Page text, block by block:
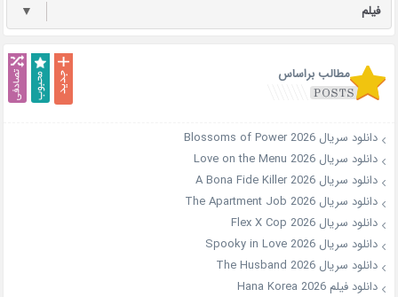
فیلم ▼
مطالب براساس
دانلود سریال Blossoms of Power 2026
دانلود سریال Love on the Menu 2026
دانلود سریال A Bona Fide Killer 2026
دانلود سریال The Apartment Job 2026
دانلود سریال Flex X Cop 2026
دانلود سریال Spooky in Love 2026
دانلود سریال The Husband 2026
دانلود فیلم Hana Korea 2026